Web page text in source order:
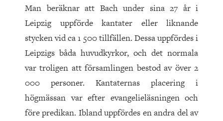
Man beräknar att Bach under sina 27 år i
Leipzig uppförde kantater eller liknande
stycken vid ca 1 500 tillfällen. Dessa uppfördes i
Leipzigs båda huvudkyrkor, och det normala
var troligen att församlingen bestod av över 2
000 personer. Kantaternas placering i
högmässan var efter evangelieläsningen och
före predikan. Ibland uppfördes en andra del av